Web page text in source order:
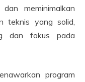
meminimalkan
teknis yang solid,
dan fokus pada
program